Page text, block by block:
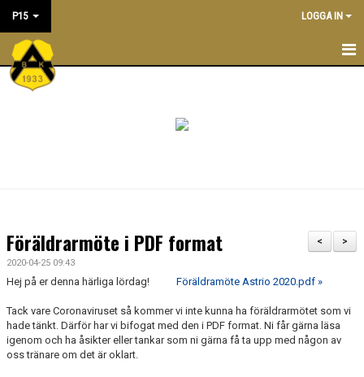
P15 LOGGA IN
P15
PRAKTISK INFORMATION
>
<
Föräldrarmöte i PDF format
2020-04-25 09:43
Hej på er denna härliga lördag! Föräldramöte Astrio 2020.pdf »
Tack vare Coronaviruset så kommer vi inte kunna ha föräldrarmötet som vi
hade tänkt. Därför har vi bifogat med den i PDF format. Ni får gärna läsa
igenom och ha åsikter eller tankar som ni gärna få ta upp med någon av
oss tränare om det är oklart.